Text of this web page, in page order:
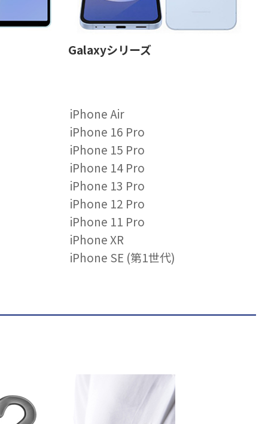
Galaxyシリーズ
iPhone Air
iPhone 16 Pro
iPhone 15 Pro
iPhone 14 Pro
iPhone 13 Pro
iPhone 12 Pro
iPhone 11 Pro
iPhone XR
iPhone SE (第1世代)